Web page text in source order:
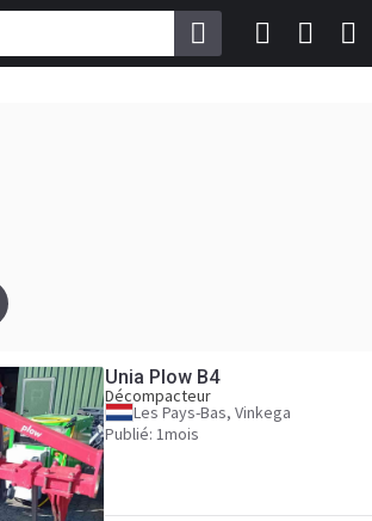
Unia Plow B4
Décompacteur
Les Pays-Bas, Vinkega
Publié: 1mois